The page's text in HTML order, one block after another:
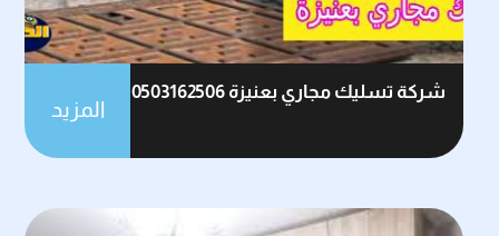
شركة تسليك مجاري بعنيزة 0503162506
المزيد